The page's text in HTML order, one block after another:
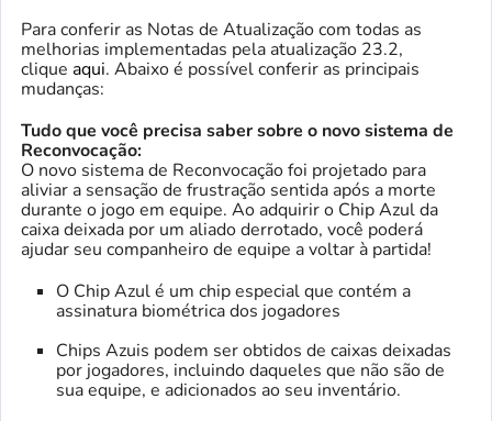
Para conferir as Notas de Atualização com todas as
melhorias implementadas pela atualização 23.2,
clique aqui. Abaixo é possível conferir as principais
mudanças:
Tudo que você precisa saber sobre o novo sistema de
Reconvocação:
O novo sistema de Reconvocação foi projetado para
aliviar a sensação de frustração sentida após a morte
durante o jogo em equipe. Ao adquirir o Chip Azul da
caixa deixada por um aliado derrotado, você poderá
ajudar seu companheiro de equipe a voltar à partida!
O Chip Azul é um chip especial que contém a
assinatura biométrica dos jogadores
Chips Azuis podem ser obtidos de caixas deixadas
por jogadores, incluindo daqueles que não são de
sua equipe, e adicionados ao seu inventário.